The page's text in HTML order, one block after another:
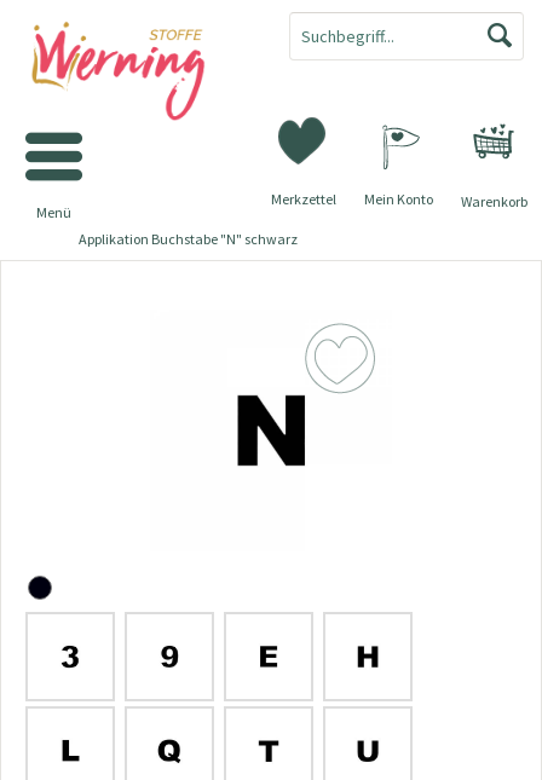
Warenkorb
Merkzettel Mein Konto
Menü
Applikation Buchstabe "N" schwarz